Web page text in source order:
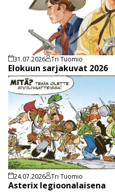
31.07.2026 Tri Tuomio
Elokuun sarjakuvat 2026
24.07.2026 Tri Tuomio
Asterix legioonalaisena